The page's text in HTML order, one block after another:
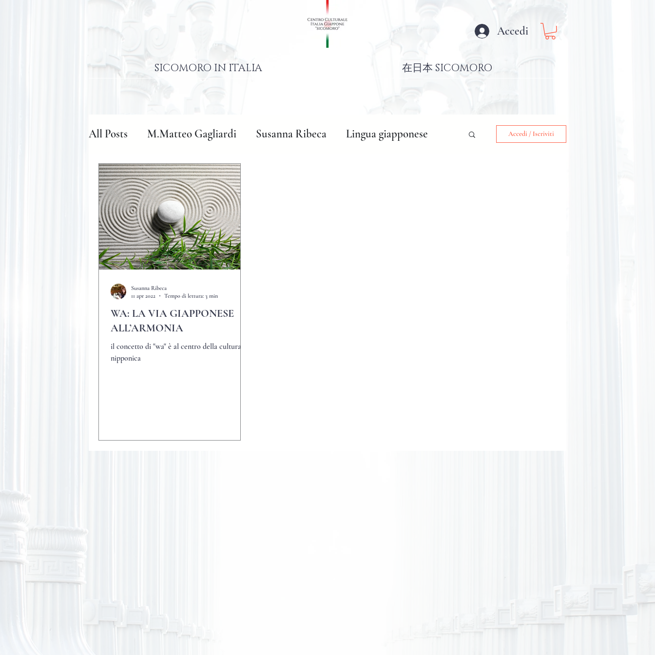
Accedi
SICOMORO IN ITALIA 在日本 SICOMORO
All Posts M.Matteo Gagliardi Susanna Ribeca Lingua giapponese Accedi / Iscriviti
WA: LA VIA GIAPPONESE
ALL’ARMONIA
il concetto di "wa" è al centro della cultura
nipponica
Susanna Ribeca
11 apr 2022
Tempo di lettura: 3 min